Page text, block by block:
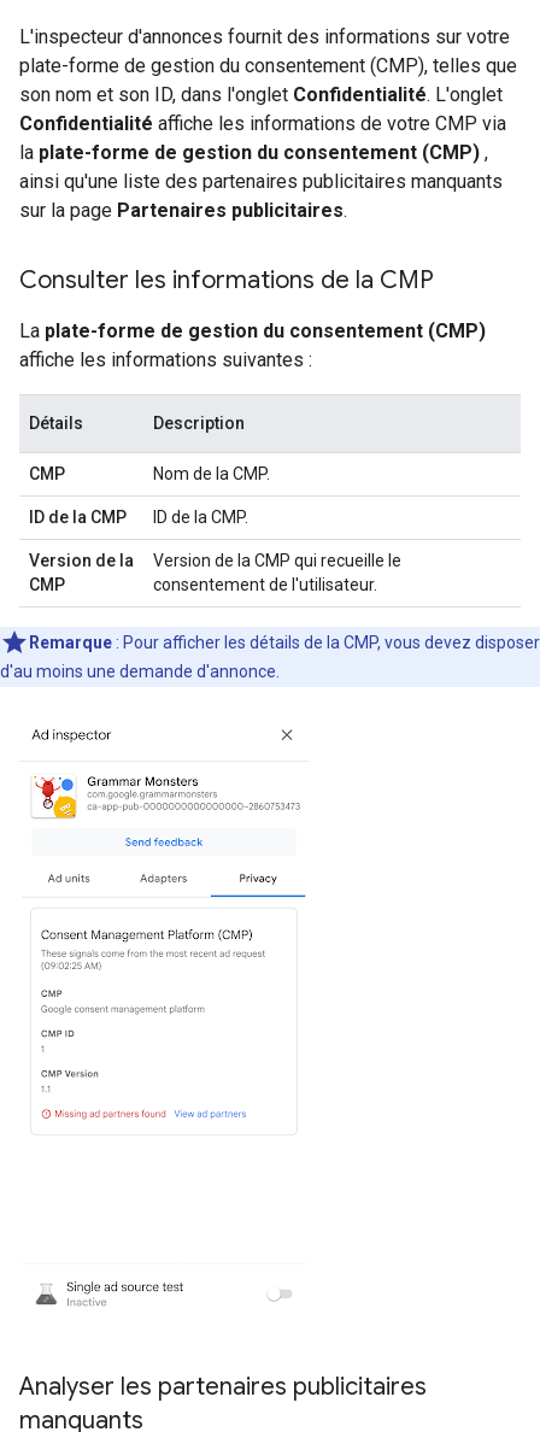
L'inspecteur d'annonces fournit des informations sur votre
plate-forme de gestion du consentement (CMP), telles que
son nom et son ID, dans l'onglet Confidentialité. L'onglet
Confidentialité affiche les informations de votre CMP via
la plate-forme de gestion du consentement (CMP) ,
ainsi qu'une liste des partenaires publicitaires manquants
sur la page Partenaires publicitaires.
Consulter les informations de la CMP
La plate-forme de gestion du consentement (CMP)
affiche les informations suivantes :
Détails Description
CMP Nom de la CMP.
ID de la CMP ID de la CMP.
Version de la
CMP
Version de la CMP qui recueille le
consentement de l'utilisateur.
Remarque : Pour afficher les détails de la CMP, vous devez disposer
d'au moins une demande d'annonce.
Analyser les partenaires publicitaires
manquants